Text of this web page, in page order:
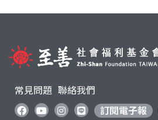
常見問題 聯絡我們
訂閱電子報